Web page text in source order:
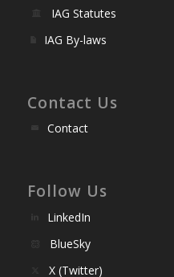
IAG Statutes
IAG By-laws
Contact Us
Contact
Follow Us
LinkedIn
BlueSky
X (Twitter)